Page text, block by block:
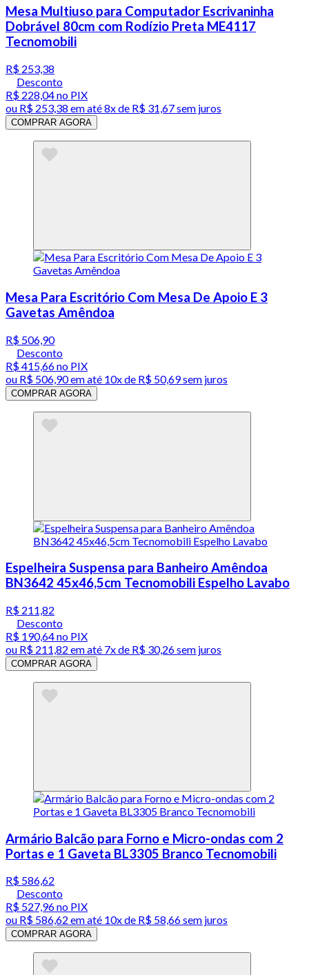
Mesa Multiuso para Computador Escrivaninha
Dobrável 80cm com Rodízio Preta ME4117
Tecnomobili
R$ 253,38
Desconto
R$ 228,04no PIX
ou R$ 253,38 em até8x de R$ 31,67 sem juros
COMPRAR AGORA
Mesa Para Escritório Com Mesa De Apoio E 3
Gavetas Amêndoa
R$ 506,90
Desconto
R$ 415,66no PIX
ou R$ 506,90em até 10x de R$ 50,69 sem juros
COMPRAR AGORA
Espelheira Suspensa para Banheiro Amêndoa
BN3642 45x46,5cm Tecnomobili Espelho Lavabo
R$ 211,82
Desconto
R$ 190,64no PIX
ou R$ 211,82 em até 7x de R$ 30,26 sem juros
COMPRAR AGORA
Armário Balcão para Forno e Micro-ondas com 2
Portas e 1 Gaveta BL3305 Branco Tecnomobili
R$ 586,62
Desconto
R$ 527,96no PIX
ou R$ 586,62 em até 10x de R$ 58,66 sem juros
COMPRAR AGORA